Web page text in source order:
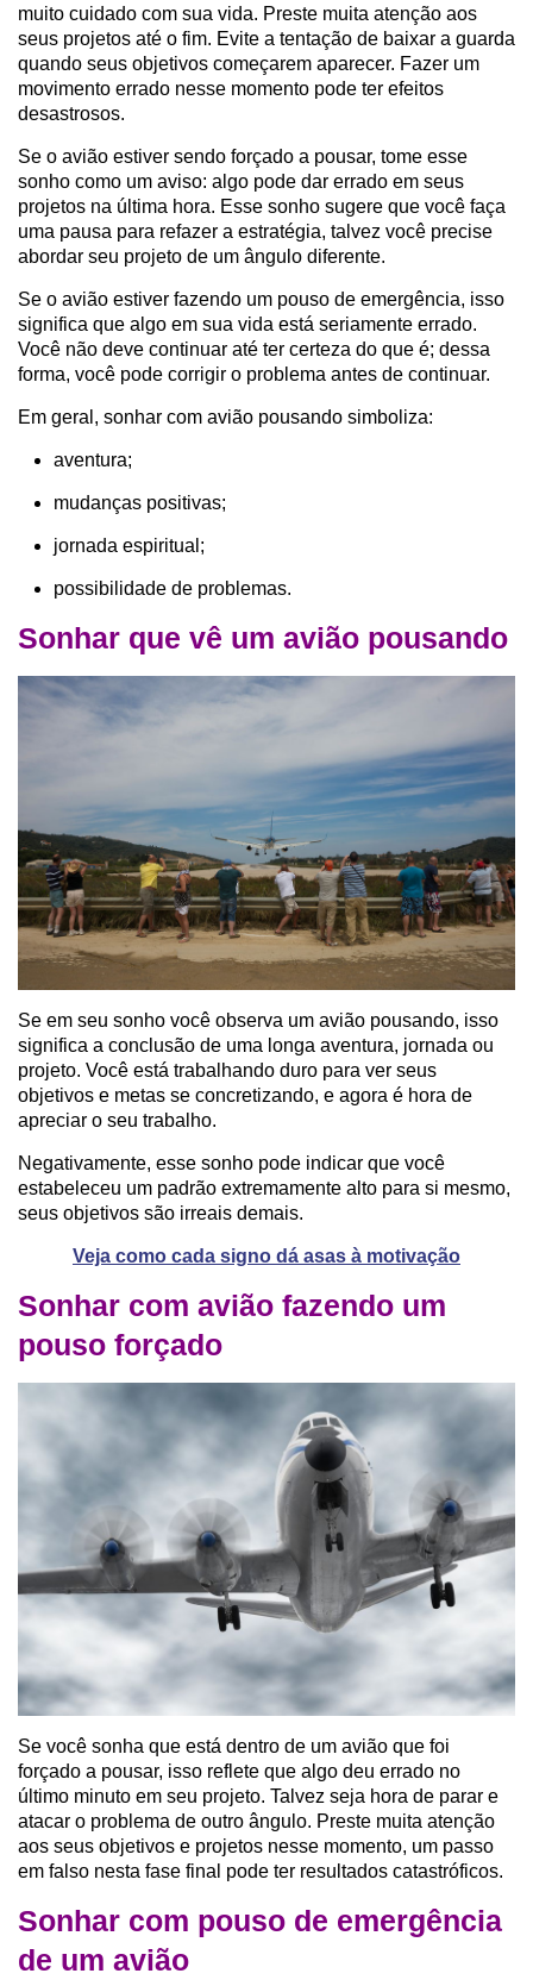
muito cuidado com sua vida. Preste muita atenção aos
seus projetos até o fim. Evite a tentação de baixar a guarda
quando seus objetivos começarem aparecer. Fazer um
movimento errado nesse momento pode ter efeitos
desastrosos.
Se o avião estiver sendo forçado a pousar, tome esse
sonho como um aviso: algo pode dar errado em seus
projetos na última hora. Esse sonho sugere que você faça
uma pausa para refazer a estratégia, talvez você precise
abordar seu projeto de um ângulo diferente.
Se o avião estiver fazendo um pouso de emergência, isso
significa que algo em sua vida está seriamente errado.
Você não deve continuar até ter certeza do que é; dessa
forma, você pode corrigir o problema antes de continuar.
Em geral, sonhar com avião pousando simboliza:
aventura;
mudanças positivas;
jornada espiritual;
possibilidade de problemas.
Sonhar que vê um avião pousando
Se em seu sonho você observa um avião pousando, isso
significa a conclusão de uma longa aventura, jornada ou
projeto. Você está trabalhando duro para ver seus
objetivos e metas se concretizando, e agora é hora de
apreciar o seu trabalho.
Negativamente, esse sonho pode indicar que você
estabeleceu um padrão extremamente alto para si mesmo,
seus objetivos são irreais demais.
Veja como cada signo dá asas à motivação
Sonhar com avião fazendo um
pouso forçado
Se você sonha que está dentro de um avião que foi
forçado a pousar, isso reflete que algo deu errado no
último minuto em seu projeto. Talvez seja hora de parar e
atacar o problema de outro ângulo. Preste muita atenção
aos seus objetivos e projetos nesse momento, um passo
em falso nesta fase final pode ter resultados catastróficos.
Sonhar com pouso de emergência
de um avião